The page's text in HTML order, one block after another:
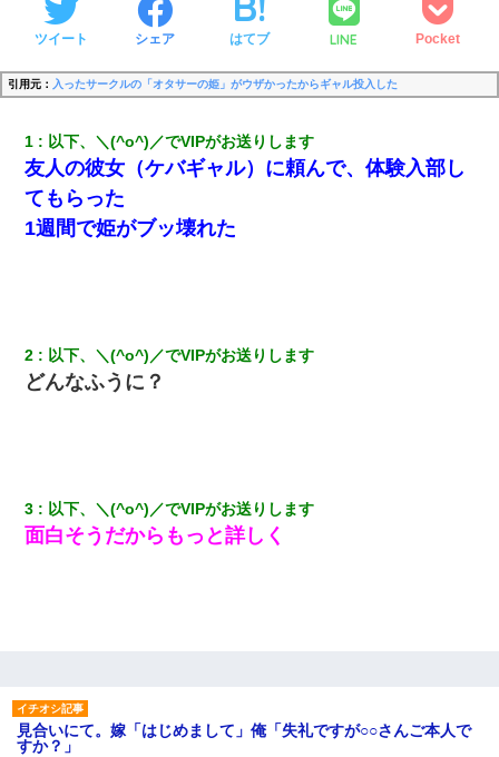
ツイート シェア はてブ LINE Pocket
引用元： 入ったサークルの「オタサーの姫」がウザかったからギャル投入した
1 以下、＼(^o^)／でVIPがお送りします
友人の彼女（ケバギャル）に頼んで、体験入部し
てもらった
1週間で姫がブッ壊れた
2 以下、＼(^o^)／でVIPがお送りします
どんなふうに？
3 以下、＼(^o^)／でVIPがお送りします
面白そうだからもっと詳しく
見合いにて。嫁「はじめまして」俺「失礼ですが○○さんご本人で
すか？」